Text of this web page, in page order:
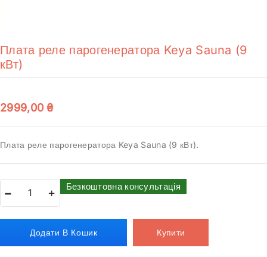
Плата реле парогенератора Keya Sauna (9
кВт)
2999,00 ₴
Плата реле парогенератора Keya Sauna (9 кВт).
Додати В Кошик Купити
Безкоштовна консультація